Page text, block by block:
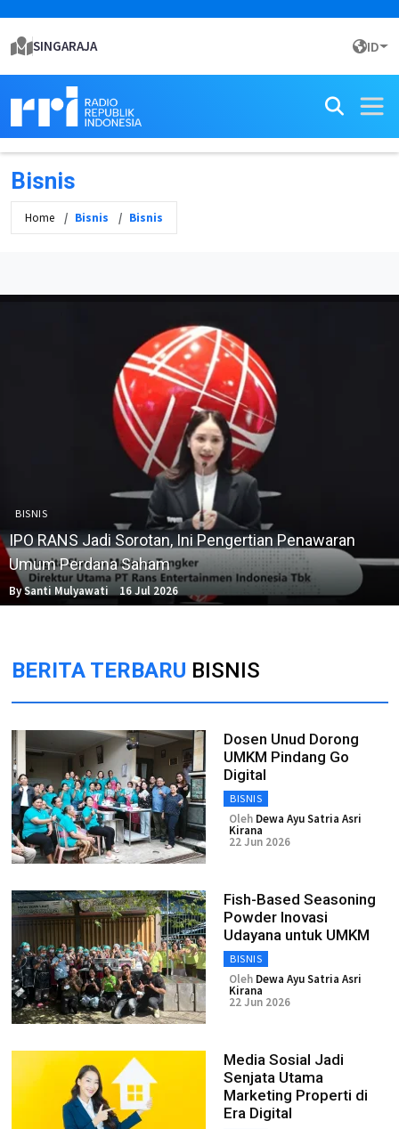
SINGARAJA ID
Bisnis
Home Bisnis Bisnis
BISNIS
IPO RANS Jadi Sorotan, Ini Pengertian Penawaran
Umum Perdana Saham
By Santi Mulyawati 16 Jul 2026
BERITA TERBARU BISNIS
Dosen Unud Dorong
UMKM Pindang Go
Digital
BISNIS
Oleh Dewa Ayu Satria Asri
Kirana
22 Jun 2026
Fish-Based Seasoning
Powder Inovasi
Udayana untuk UMKM
BISNIS
Oleh Dewa Ayu Satria Asri
Kirana
22 Jun 2026
Media Sosial Jadi
Senjata Utama
Marketing Properti di
Era Digital